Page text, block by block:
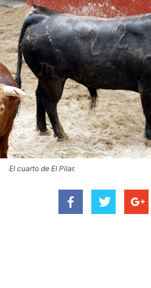
El cuarto de El Pilar.